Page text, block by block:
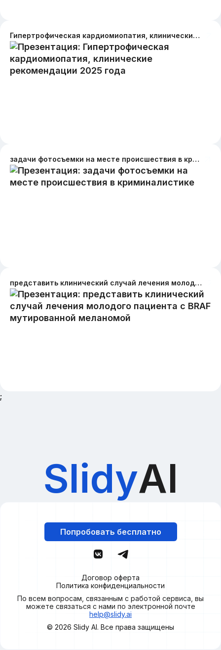
Гипертрофическая кардиомиопатия, клинические рекомендации 2025 года
задачи фотосъемки на месте происшествия в криминалистике
представить клинический случай лечения молодого пациента с BRAF мутированной меланомой
;
SlidyAI
Попробовать бесплатно
Договор оферта
Политика конфиденциальности
По всем вопросам, связанным с работой сервиса, вы
можете связаться с нами по электронной почте
help@slidy.ai
© 2026 Slidy AI. Все права защищены